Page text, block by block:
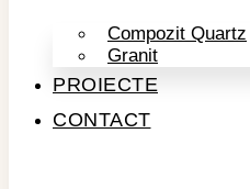
Compozit Quartz
Granit
PROIECTE
CONTACT